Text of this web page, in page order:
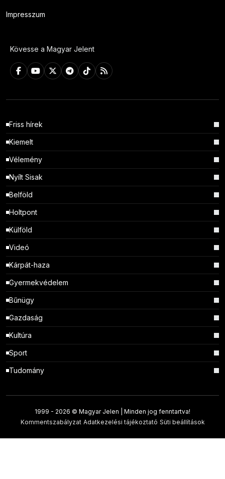
Impresszum
Kövesse a Magyar Jelent
Friss hírek
Kiemelt
Vélemény
Nyílt Sisak
Belföld
Holtpont
Külföld
Videó
Kárpát-haza
Gyermekvédelem
Bűnügy
Gazdaság
Kultúra
Sport
Tudomány
1999 - 2026 © Magyar Jelen | Minden jog fenntartva!
Kommentszabályzat Adatkezelési tájékoztató Süti beállítások